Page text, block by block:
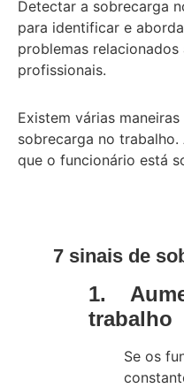
Detectar a sobrecarga
para identificar e
problemas
profissionais.
Existem várias
sobrecarga no
que o funcionário está
7 sinais de
1.
trabalho
Se os